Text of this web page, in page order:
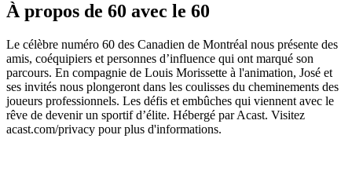
À propos de 60 avec le 60
Le célèbre numéro 60 des Canadien de Montréal nous présente des
amis, coéquipiers et personnes d’influence qui ont marqué son
parcours. En compagnie de Louis Morissette à l'animation, José et
ses invités nous plongeront dans les coulisses du cheminements des
joueurs professionnels. Les défis et embûches qui viennent avec le
rêve de devenir un sportif d’élite. Hébergé par Acast. Visitez
acast.com/privacy pour plus d'informations.